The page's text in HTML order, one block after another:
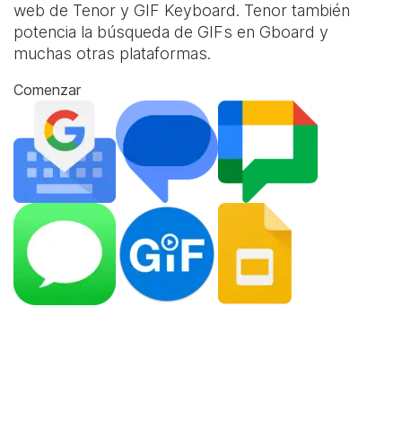
web de Tenor y GIF Keyboard. Tenor también
potencia la búsqueda de GIFs en Gboard y
muchas otras plataformas.
Comenzar